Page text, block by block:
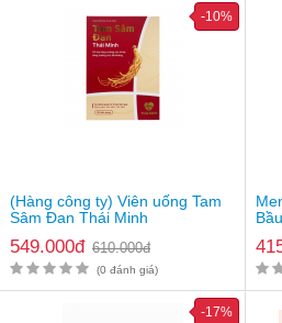
(Hàng công ty) Viên uống Tam
Sâm Đan Thái Minh
549.000đ 610.000đ
-10%
(0 đánh giá)
-17%